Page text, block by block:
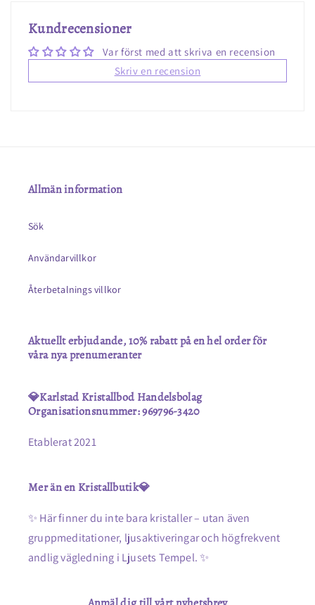
Kundrecensioner
Var först med att skriva en recension
Skriv en recension
Allmän information
Sök
Användarvillkor
Återbetalnings villkor
Aktuellt erbjudande, 10% rabatt på en hel order för
våra nya prenumeranter
💎Karlstad Kristallbod Handelsbolag
Organisationsnummer: 969796-3420
Etablerat 2021
Mer än en Kristallbutik💎
✨ Här finner du inte bara kristaller – utan även
gruppmeditationer, ljusaktiveringar och högfrekvent
andlig vägledning i Ljusets Tempel. ✨